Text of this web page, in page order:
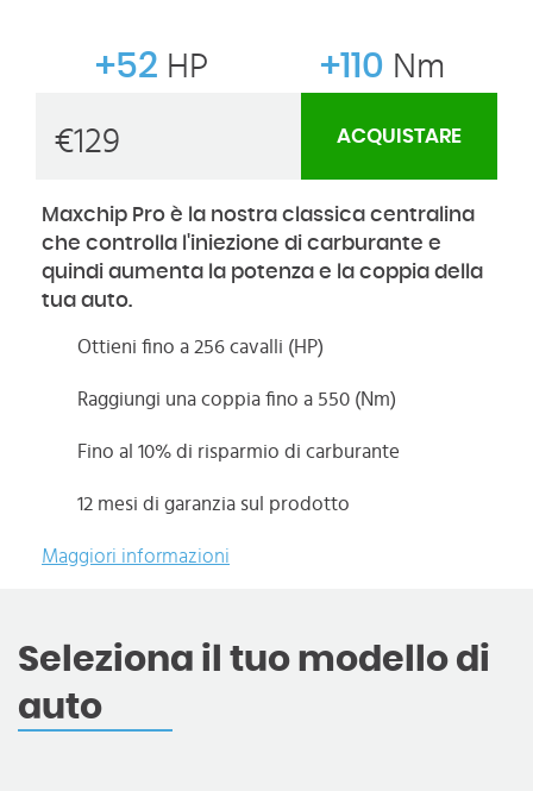
+52 HP +110 Nm
€129 ACQUISTARE
Maxchip Pro è la nostra classica centralina
che controlla l'iniezione di carburante e
quindi aumenta la potenza e la coppia della
tua auto.
Ottieni fino a 256 cavalli (HP)
Raggiungi una coppia fino a 550 (Nm)
Fino al 10% di risparmio di carburante
12 mesi di garanzia sul prodotto
Maggiori informazioni
Seleziona il tuo modello di
auto